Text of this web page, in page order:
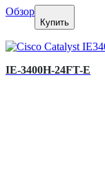
Обзор
Купить
IE-3400H-24FT-E